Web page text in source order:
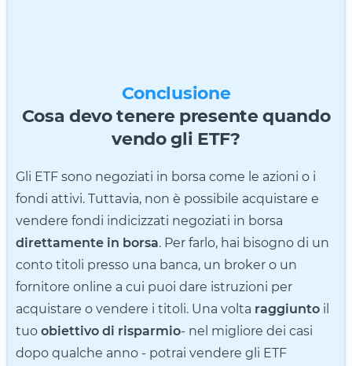
Conclusione
Cosa devo tenere presente quando
vendo gli ETF?
Gli ETF sono negoziati in borsa come le azioni o i
fondi attivi. Tuttavia, non è possibile acquistare e
vendere fondi indicizzati negoziati in borsa
direttamente in borsa. Per farlo, hai bisogno di un
conto titoli presso una banca, un broker o un
fornitore online a cui puoi dare istruzioni per
acquistare o vendere i titoli. Una volta raggiunto il
tuo obiettivo di risparmio- nel migliore dei casi
dopo qualche anno - potrai vendere gli ETF